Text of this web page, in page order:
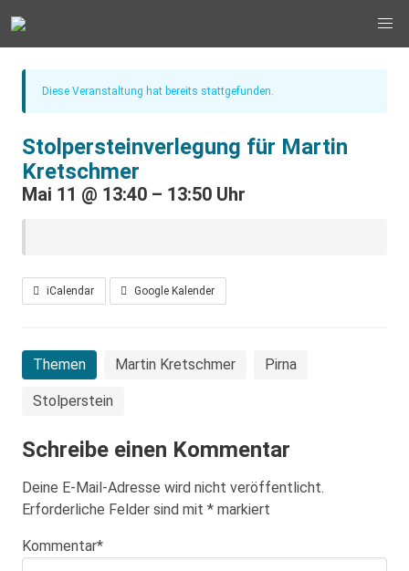
Diese Veranstaltung hat bereits stattgefunden.
Stolpersteinverlegung für Martin
Kretschmer
Mai 11 @ 13:40 – 13:50 Uhr
iCalendar Google Kalender
Themen Martin Kretschmer Pirna
Stolperstein
Schreibe einen Kommentar
Deine E-Mail-Adresse wird nicht veröffentlicht.
Erforderliche Felder sind mit * markiert
Kommentar*